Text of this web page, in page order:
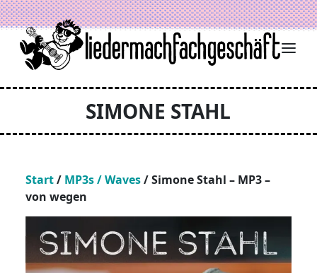
Zum Inhalt springen
SIMONE STAHL
Start/ MP3s / Waves/ Simone Stahl – MP3 –
von wegen